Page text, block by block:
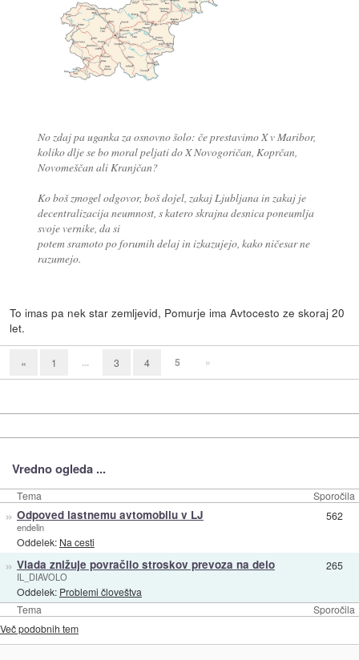
No zdaj pa uganka za osnovno šolo: če prestavimo X v Maribor,
koliko dlje se bo moral peljati do X Novogoričan, Koprčan,
Novomeščan ali Kranjčan?
Ko boš zmogel odgovor, boš dojel, zakaj Ljubljana in zakaj je
decentralizacija neumnost, s katero skrajna desnica poneumlja
svoje vernike, da si
potem sramoto po forumih delaj in izkazujejo, kako ničesar ne
razumejo.
To imas pa nek star zemljevid, Pomurje ima Avtocesto ze skoraj 20
let.
« 1 ... 3 4 5 »
Vredno ogleda ...
Tema Sporočila
Tema Sporočila
» Odpoved lastnemu avtomobilu v LJ
endelin
Oddelek: Na cesti
562
» Vlada znižuje povračilo stroskov prevoza na delo
IL_DIAVOLO
Oddelek: Problemi človeštva
265
Več podobnih tem